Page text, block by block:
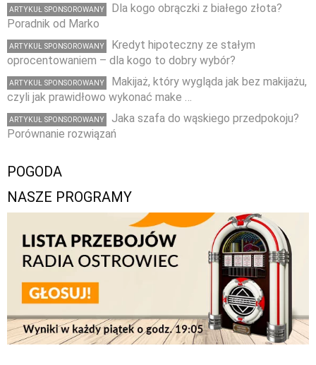
ARTYKUŁ SPONSOROWANY
Dla kogo obrączki z białego złota?
Poradnik od Marko
ARTYKUŁ SPONSOROWANY
Kredyt hipoteczny ze stałym
oprocentowaniem – dla kogo to dobry wybór?
ARTYKUŁ SPONSOROWANY
Makijaż, który wygląda jak bez makijażu,
czyli jak prawidłowo wykonać make …
ARTYKUŁ SPONSOROWANY
Jaka szafa do wąskiego przedpokoju?
Porównanie rozwiązań
POGODA
NASZE PROGRAMY